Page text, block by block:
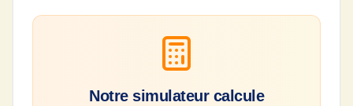
Notre simulateur calcule